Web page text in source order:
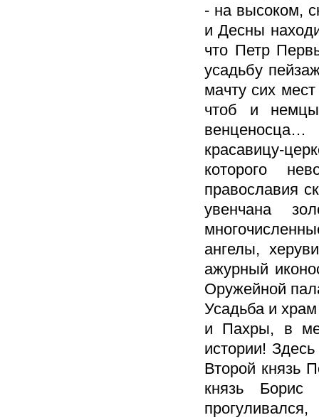
- на высоком,
и Десны
что Петр
усадьбу
мачту сих
чтоб и
красавицу-
которого
православия
увенчана
ангелы,
ажурный
Оружейной
Усадьба и
и Пахры, в
истории!
Второй князь
князь